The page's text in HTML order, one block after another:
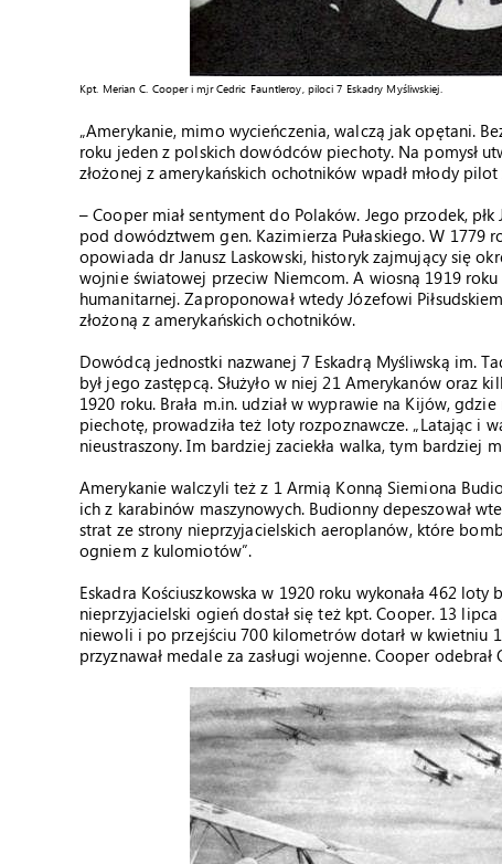
Kpt. Merian C. Cooper i mjr Cedric Fauntleroy, piloci 7 Eskadry Myśliwskiej.
„Amerykanie, mimo wycieńczenia, walczą jak opętani.
roku jeden z polskich dowódców piechoty. Na pomysł
złożonej z amerykańskich ochotników wpadł młody
– Cooper miał sentyment do Polaków. Jego przodek,
pod dowództwem gen. Kazimierza Pułaskiego. W 1779
opowiada dr Janusz Laskowski, historyk zajmujący się
wojnie światowej przeciw Niemcom. A wiosną 1919
humanitarnej. Zaproponował wtedy Józefowi
złożoną z amerykańskich ochotników.
Dowódcą jednostki nazwanej 7 Eskadrą Myśliwską im.
był jego zastępcą. Służyło w niej 21 Amerykanów oraz
1920 roku. Brała m.in. udział w wyprawie na Kijów,
piechotę, prowadziła też loty rozpoznawcze. „Latając i
nieustraszony. Im bardziej zaciekła walka, tym bardziej
Amerykanie walczyli też z 1 Armią Konną Siemiona
ich z karabinów maszynowych. Budionny depeszował
strat ze strony nieprzyjacielskich aeroplanów, które
ogniem z kulomiotów”.
Eskadra Kościuszkowska w 1920 roku wykonała 462
nieprzyjacielski ogień dostał się też kpt. Cooper. 13
niewoli i po przejściu 700 kilometrów dotarł w kwietniu
przyznawał medale za zasługi wojenne. Cooper